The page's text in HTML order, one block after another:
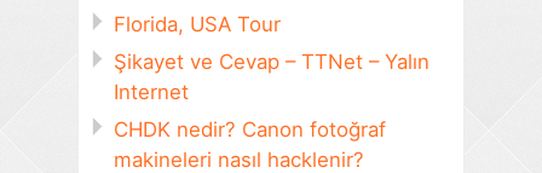
Florida, USA Tour
Şikayet ve Cevap – TTNet – Yalın
Internet
CHDK nedir? Canon fotoğraf
makineleri nasıl hacklenir?